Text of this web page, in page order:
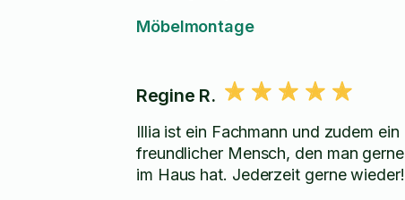
Möbelmontage
Regine R.
Illia ist ein Fachmann und zudem ein
freundlicher Mensch, den man gerne
im Haus hat. Jederzeit gerne wieder!